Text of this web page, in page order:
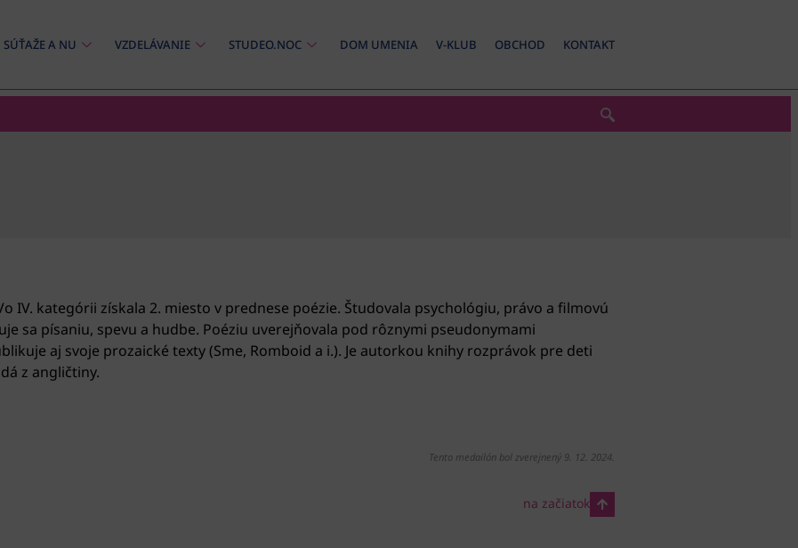
SÚŤAŽE A NU VZDELÁVANIE STUDEO.NOC DOM UMENIA V-KLUB OBCHOD KONTAKT
IV. kategórii získala 2. miesto v prednese poézie. Študovala psychológiu, právo a filmovú
sa písaniu, spevu a hudbe. Poéziu uverejňovala pod rôznymi pseudonymami
aj svoje prozaické texty (Sme, Romboid a i.). Je autorkou knihy rozprávok pre deti
z angličtiny.
Tento medailón bol zverejnený 9. 12. 2024.
na začiatok